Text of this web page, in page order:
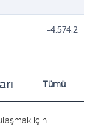
-4.574,2
Tümü
için